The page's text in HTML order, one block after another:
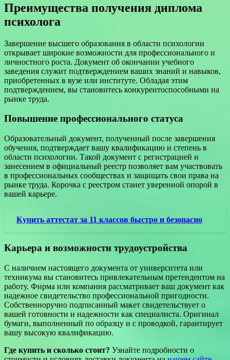
Преимущества получения диплома
психолога
Завершение высшего образования в области психологии
открывает широкие возможности для профессионального и
личностного роста. Документ об окончании учебного
заведения служит подтверждением ваших знаний и навыков,
приобретенных в вузе или институте. Обладая этим
подтверждением, вы становитесь конкурентоспособными на
рынке труда.
Повышение профессионального статуса
Образовательный документ, полученный после завершения
обучения, подтверждает вашу квалификацию и степень в
области психологии. Такой документ с регистрацией и
занесением в официальный реестр позволяет вам участвовать
в профессиональных сообществах и защищать свои права на
рынке труда. Корочка с реестром станет уверенной опорой в
вашей карьере.
Купить аттестат за 11 классов быстро и безопасно
Карьера и возможности трудоустройства
С наличием настоящего документа от университета или
техникума вы становитесь привлекательным претендентом на
работу. Фирма или компания рассматривает ваш документ как
надежное свидетельство профессиональной пригодности.
Собственноручно подписанный макет свидетельствует о
вашей готовности и надежности как специалиста. Оригинал
бумаги, выполненный по образцу и с проводкой, гарантирует
вашу высокую квалификацию.
Где купить и сколько стоит? Узнайте подробности о